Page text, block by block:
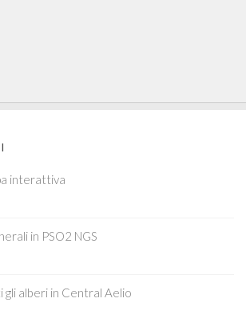
interattiva
in PSO2 NGS
gli alberi in Central Aelio